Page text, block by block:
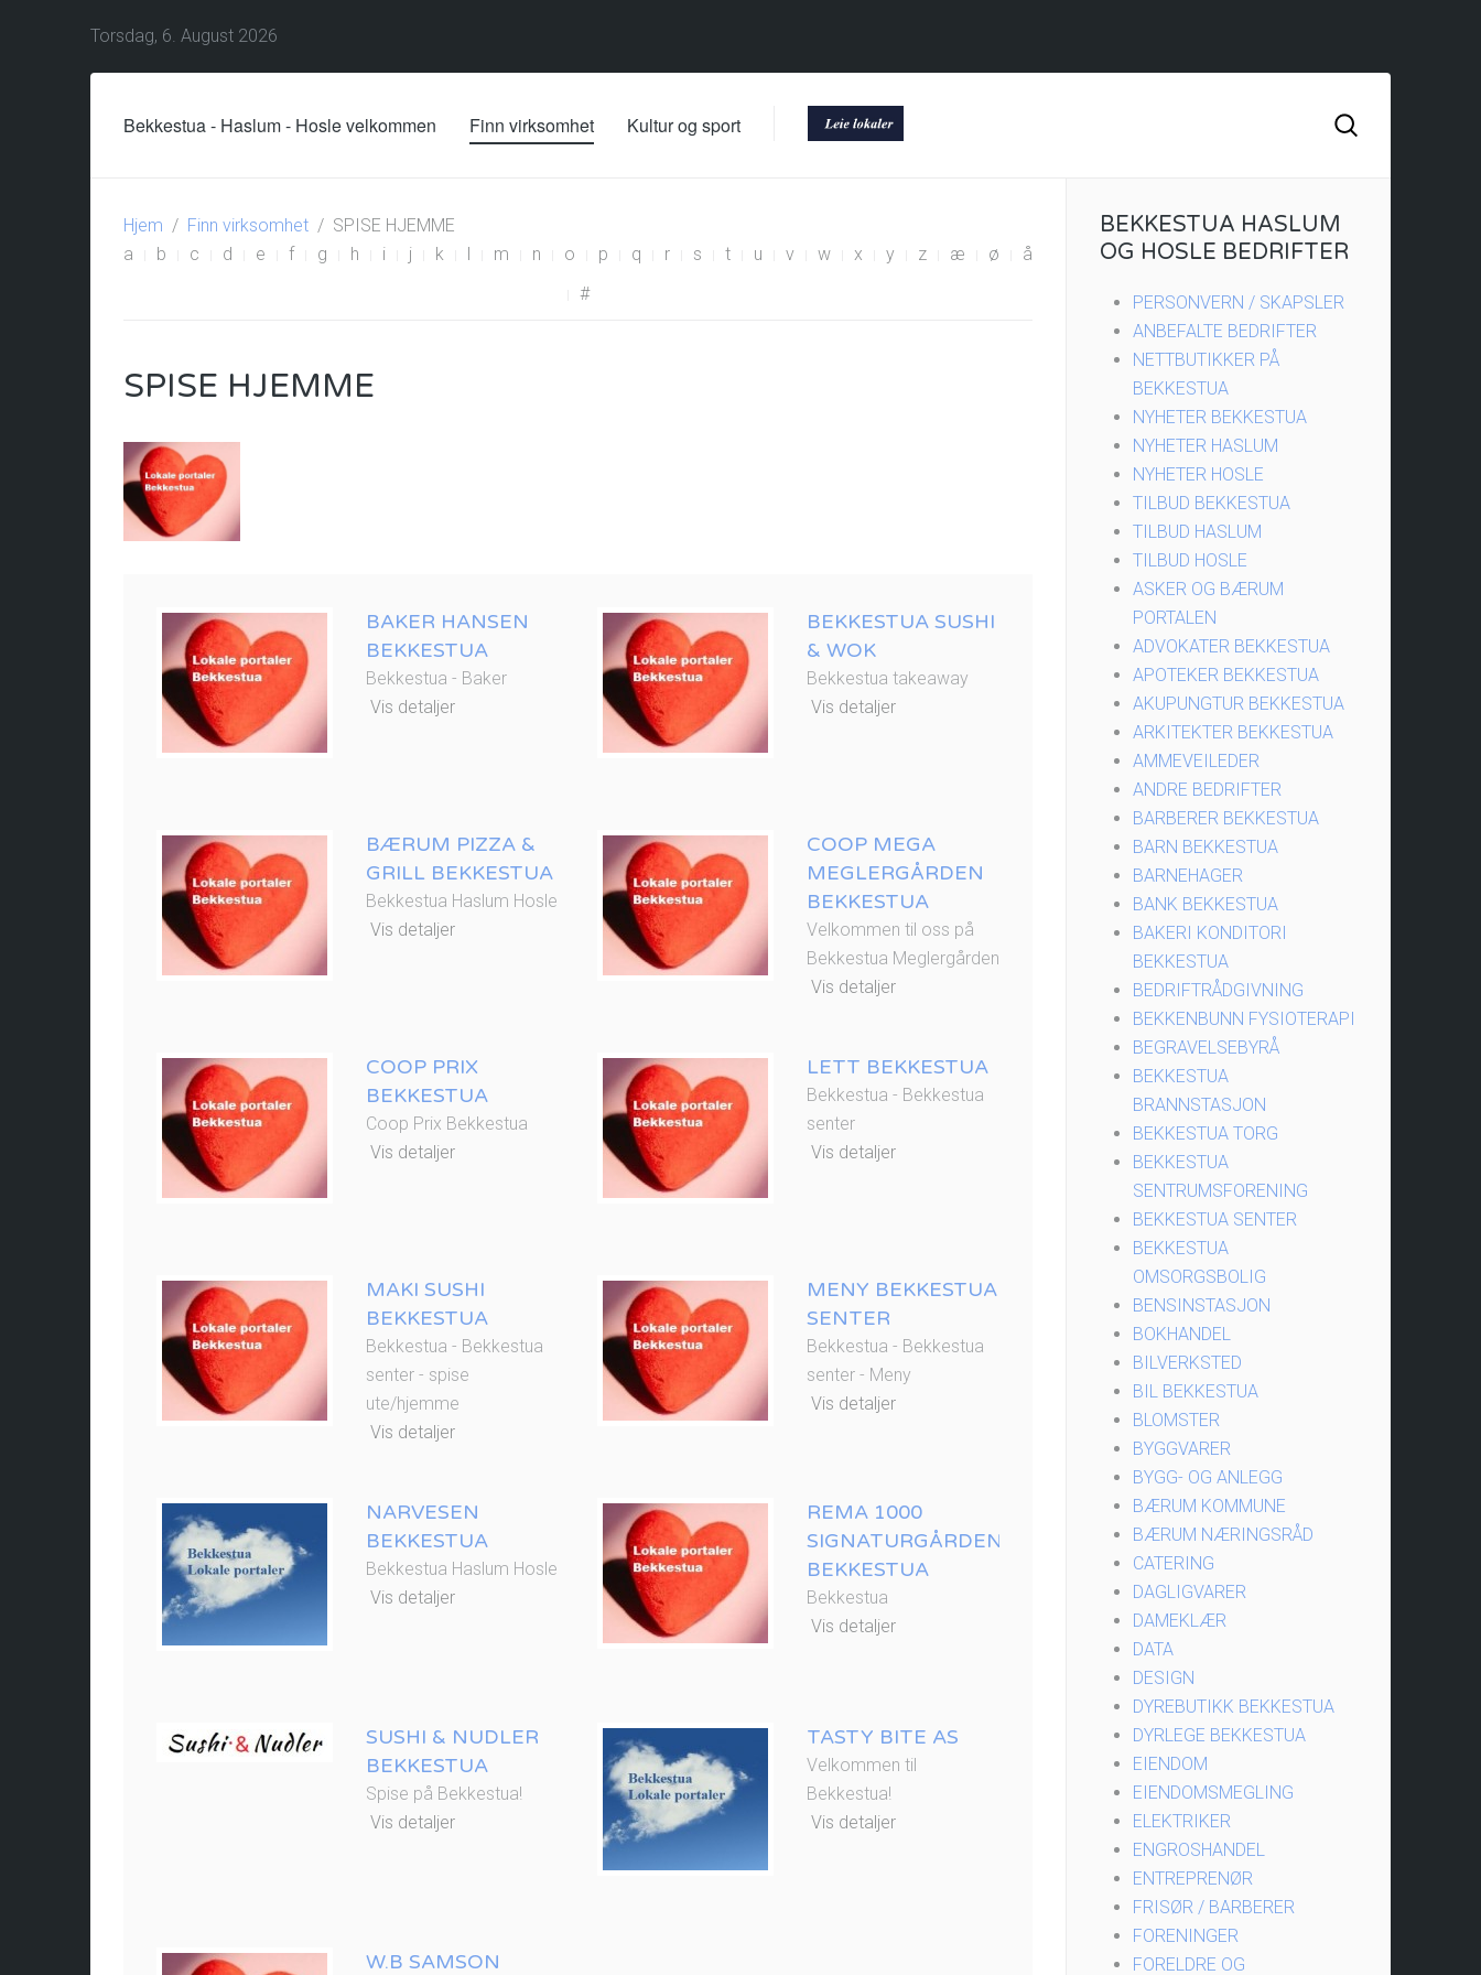
Torsdag, 6. August 2026
Bekkestua - Haslum - Hosle velkommen Finn virksomhet Kultur og sport
Hjem Finn virksomhet
SPISE HJEMME
a
b c d e f g h i j k l m n o p q r s t u v w x y z æ ø
å
#
SPISE HJEMME
BAKER HANSEN
BEKKESTUA
Bekkestua - Baker
Vis detaljer
BEKKESTUA SUSHI
& WOK
Bekkestua takeaway
Vis detaljer
BÆRUM PIZZA &
GRILL BEKKESTUA
Bekkestua Haslum Hosle
Vis detaljer
COOP MEGA
MEGLERGÅRDEN
BEKKESTUA
Velkommen til oss på
Bekkestua Meglergården
Vis detaljer
COOP PRIX
BEKKESTUA
Coop Prix Bekkestua
Vis detaljer
LETT BEKKESTUA
Bekkestua - Bekkestua
senter
Vis detaljer
MAKI SUSHI
BEKKESTUA
Bekkestua - Bekkestua
senter - spise
ute/hjemme
Vis detaljer
MENY BEKKESTUA
SENTER
Bekkestua - Bekkestua
senter - Meny
Vis detaljer
NARVESEN
BEKKESTUA
Bekkestua Haslum Hosle
Vis detaljer
REMA 1000
SIGNATURGÅRDEN
BEKKESTUA
Bekkestua
Vis detaljer
SUSHI & NUDLER
BEKKESTUA
Spise på Bekkestua!
Vis detaljer
TASTY BITE AS
Velkommen til
Bekkestua!
Vis detaljer
W.B SAMSON
BEKKESTUA HASLUM
OG HOSLE BEDRIFTER
PERSONVERN / SKAPSLER
ANBEFALTE BEDRIFTER
NETTBUTIKKER PÅ
BEKKESTUA
NYHETER BEKKESTUA
NYHETER HASLUM
NYHETER HOSLE
TILBUD BEKKESTUA
TILBUD HASLUM
TILBUD HOSLE
ASKER OG BÆRUM
PORTALEN
ADVOKATER BEKKESTUA
APOTEKER BEKKESTUA
AKUPUNGTUR BEKKESTUA
ARKITEKTER BEKKESTUA
AMMEVEILEDER
ANDRE BEDRIFTER
BARBERER BEKKESTUA
BARN BEKKESTUA
BARNEHAGER
BANK BEKKESTUA
BAKERI KONDITORI
BEKKESTUA
BEDRIFTRÅDGIVNING
BEKKENBUNN FYSIOTERAPI
BEGRAVELSEBYRÅ
BEKKESTUA
BRANNSTASJON
BEKKESTUA TORG
BEKKESTUA
SENTRUMSFORENING
BEKKESTUA SENTER
BEKKESTUA
OMSORGSBOLIG
BENSINSTASJON
BOKHANDEL
BILVERKSTED
BIL BEKKESTUA
BLOMSTER
BYGGVARER
BYGG- OG ANLEGG
BÆRUM KOMMUNE
BÆRUM NÆRINGSRÅD
CATERING
DAGLIGVARER
DAMEKLÆR
DATA
DESIGN
DYREBUTIKK BEKKESTUA
DYRLEGE BEKKESTUA
EIENDOM
EIENDOMSMEGLING
ELEKTRIKER
ENGROSHANDEL
ENTREPRENØR
FRISØR / BARBERER
FORENINGER
FORELDRE OG